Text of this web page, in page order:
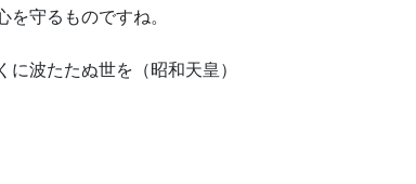
守るものですね。
波たたぬ世を（昭和天皇）